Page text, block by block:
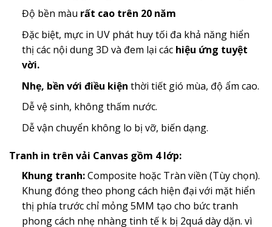
Độ bền màu rất cao trên 20 năm
Đặc biệt, mực in UV phát huy tối đa khả năng hiển
thị các nội dung 3D và đem lại các hiệu ứng tuyệt
vời.
Nhẹ, bền với điều kiện thời tiết gió mùa, độ ẩm cao.
Dễ vệ sinh, không thấm nước.
Dễ vận chuyển không lo bị vỡ, biến dạng.
Tranh in trên vải Canvas gồm 4 lớp:
Khung tranh:Composite hoặc Tràn viền (Tùy chọn).
Khung đóng theo phong cách hiện đại với mặt hiển
thị phía trước chỉ mỏng 5MM tạo cho bức tranh
phong cách nhẹ nhàng tinh tế k bị 2quá dày dặn. vì